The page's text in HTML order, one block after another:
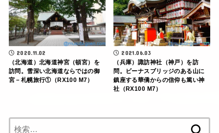
2020.11.02
（北海道）北海道神宮（頓宮）を
訪問。雪深い北海道ならではの御
宮－札幌旅行①（RX100 M7）
2021.06.03
（兵庫）諏訪神社（神戸）を訪
問。ビーナスブリッジのある山に
鎮座する華僑からの信仰も篤い神
社（RX100 M7）